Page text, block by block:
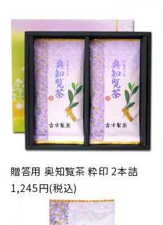
贈答用 奥知覧茶 粋印 2本詰
1,245円(税込)